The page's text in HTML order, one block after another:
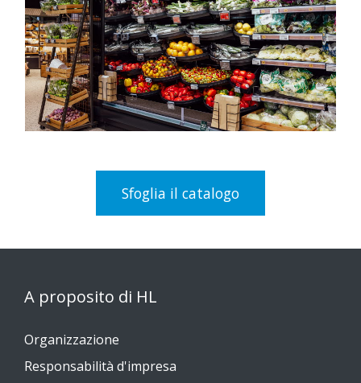
Sfoglia il catalogo
A proposito di HL
Organizzazione
Responsabilità d'impresa